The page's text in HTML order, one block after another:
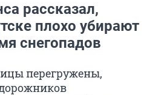
рассказал,
плохо убирают
снегопадов
перегружены,